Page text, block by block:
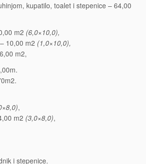
kupatilo, toalet i stepenice – 64,00
m2 (6,0×10,0),
10,00 m2 (1,0×10,0),
m2,
,
m2 (3,0×8,0),
i stepenice.